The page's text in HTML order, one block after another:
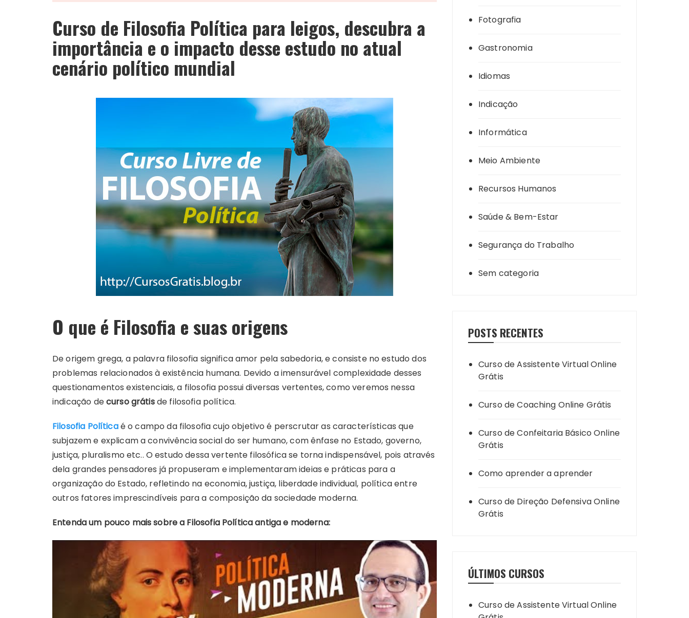
Curso de Filosofia Política para leigos, descubra a
importância e o impacto desse estudo no atual
cenário político mundial
O que é Filosofia e suas origens
De origem grega, a palavra filosofia significa amor pela sabedoria, e consiste no estudo dos
problemas relacionados à existência humana. Devido a imensurável complexidade desses
questionamentos existenciais, a filosofia possui diversas vertentes, como veremos nessa
indicação decurso grátisde filosofia política.
Filosofia Políticaé o campo da filosofia cujo objetivo é perscrutar as características que
subjazem e explicam a convivência social do ser humano, com ênfase no Estado, governo,
justiça, pluralismo etc.. O estudo dessa vertente filosófica se torna indispensável, pois através
dela grandes pensadores já propuseram e implementaram ideias e práticas para a
organização do Estado, refletindo na economia, justiça, liberdade individual, política entre
outros fatores imprescindíveis para a composição da sociedade moderna.
Entenda um pouco mais sobre a Filosofia Política antiga e moderna:
Fotografia
Gastronomia
Idiomas
Indicação
Informática
Meio Ambiente
Recursos Humanos
Saúde & Bem-Estar
Segurança do Trabalho
Sem categoria
POSTS RECENTES
Curso de Assistente Virtual Online
Grátis
Curso de Coaching Online Grátis
Curso de Confeitaria Básico Online
Grátis
Como aprender a aprender
Curso de Direção Defensiva Online
Grátis
ÚLTIMOS CURSOS
Curso de Assistente Virtual Online